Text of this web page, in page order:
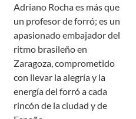
Adriano Rocha es más que
un profesor de forró; es un
apasionado embajador del
ritmo brasileño en
Zaragoza, comprometido
con llevar la alegría y la
energía del forró a cada
rincón de la ciudad y de